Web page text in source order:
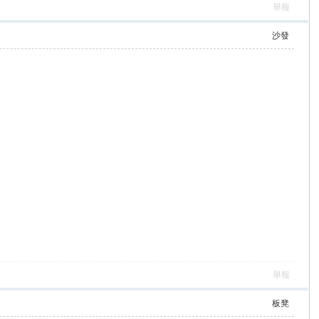
舉報
沙發
舉報
板凳